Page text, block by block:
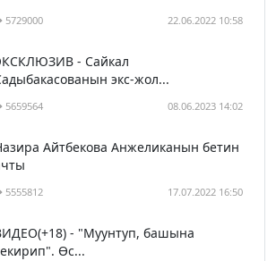
5729000 22.06.2022 10:58
- Сайкал
экс-жол...
5659564 08.06.2023 14:02
Айтбекова Анжеликанын бетин
5555812 17.07.2022 16:50
- "Муунтуп, башына
Өс...